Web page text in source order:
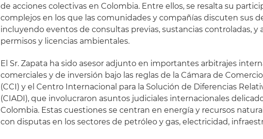
de acciones colectivas en Colombia. Entre ellos, se resalta su
complejos en los que las comunidades y compañías discuten sus
incluyendo eventos de consultas previas, sustancias controladas, y
permisos y licencias ambientales.
El Sr. Zapata ha sido asesor adjunto en importantes arbitrajes
comerciales y de inversión bajo las reglas de la Cámara de
(CCI) y el Centro Internacional para la Solución de Diferencias
(CIADI), que involucraron asuntos judiciales internacionales
Colombia. Estas cuestiones se centran en energía y recursos
con disputas en los sectores de petróleo y gas, electricidad,